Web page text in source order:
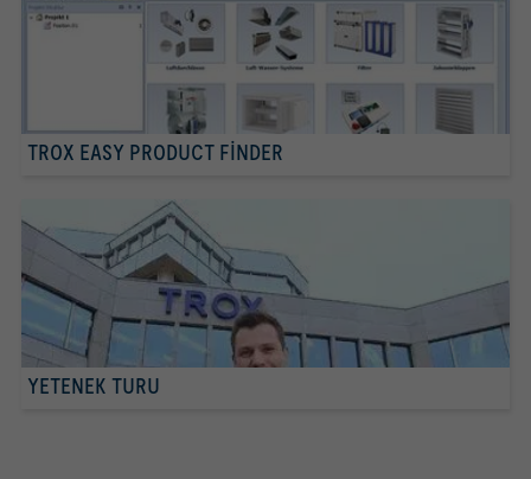
TROX EASY PRODUCT FINDER
YETENEK TURU